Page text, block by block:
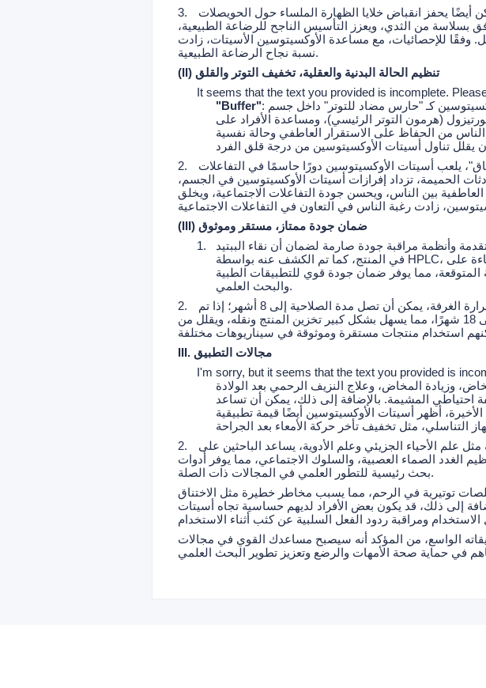
3.
يحفز انقباض خلايا الظهارة الملساء حول الحويصلات
بسلاسة من الثدي، ويعزز التأسيس الناجح للرضاعة الطبيعية،
وفقًا للإحصائيات، مع مساعدة الأوكسيتوسين الأسيتات، زادت
نسبة نجاح الرضاعة الطبيعية.
(II) تنظيم الحالة البدنية والعقلية، تخفيف التوتر والقلق
It seems that the text you provided is incomplete.
"Buffer": في مواجهة الضغوطات المختلفة والصدمات في الحياة، يعمل أسيتات الأوكسيتوسين كـ "حارس مضاد للتوتر" داخل جسم
(هرمون التوتر الرئيسي)، ومساعدة الأفراد على
الناس من الحفاظ على الاستقرار العاطفي وحالة نفسية
2.
يلعب أسيتات الأوكسيتوسين دورًا حاسمًا في التفاعلات
الحميمة، تزداد إفرازات أسيتات الأوكسيتوسين في الجسم،
بين الناس، ويحسن جودة التفاعلات الاجتماعية، ويخلق
(III) ضمان جودة ممتاز، مستقر وموثوق
1.
وأنظمة مراقبة جودة صارمة لضمان أن نقاء الببتيد
في المنتج، كما تم الكشف عنه بواسطة HPLC، هو ≥99.0%. يتمتع بدرجة عالية من النشاط البيولوجي، ويمكنه أن يؤثر بدقة وكفاءة على
المتوقعة، مما يوفر ضمان جودة قوي للتطبيقات الطبية
والبحث العلمي.
2.
: من حيث التخزين، فإن هذا المنتج يؤدي بشكل ممتاز. عند درجة حرارة الغرفة، يمكن أن تصل مدة الصلاحية إلى 8 أشهر؛ إذا تم
تخزينه عند درجة حرارة منخفضة تبلغ -20 درجة مئوية، فإن مدة الصلاحية تمتد إلى 18 شهرًا، مما يسهل بشكل كبير تخزين المنتج ونقله، ويقلل من
III. مجالات التطبيق
I'm sorry, but it seems that the text you provided is
وزيادة المخاض، وعلاج النزيف الرحمي بعد الولادة
احتياطي المشيمة. بالإضافة إلى ذلك، يمكن أن تساعد
أظهر أسيتات الأوكسيتوسين أيضًا قيمة تطبيقية
2.
علم الأحياء الجزيئي وعلم الأدوية، يساعد الباحثين على
الغدد الصماء العصبية، والسلوك الاجتماعي، مما يوفر أدوات
بحث رئيسية للتطور العلمي في المجالات ذات الصلة.
توتيرية في الرحم، مما يسبب مخاطر خطيرة مثل الاختناق
إلى ذلك، قد يكون بعض الأفراد لديهم حساسية تجاه أسيتات
الواسع، من المؤكد أنه سيصبح مساعدك القوي في مجالات